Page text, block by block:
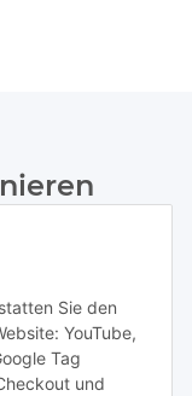
Sie den
YouTube,
Tag
und
widerruflich
Abonnieren